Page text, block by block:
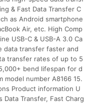
& Fast Data Transfer C
as Android smartphone
Air, etc. High Comp
USB-C & USB-A 3.0 Ca
data transfer faster and
transfer rates of up to 5
bend lifespan for d
model number A8166 ‎15.
Product information ‎U
‎Data Transfer, Fast Charg